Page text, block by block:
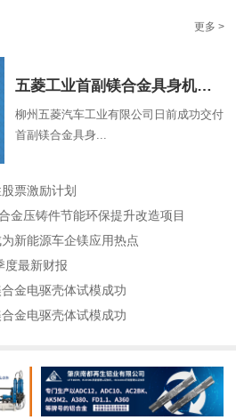
更多 >
​五菱工业首副镁合金具身机器人骨架成功交付
柳州五菱汽车工业有限公司日前成功交付
首副镁合金具身...
票激励计划
金压铸件节能环保提升改造项目
新能源车企镁应用热点
度最新财报
金电驱壳体试模成功
金电驱壳体试模成功